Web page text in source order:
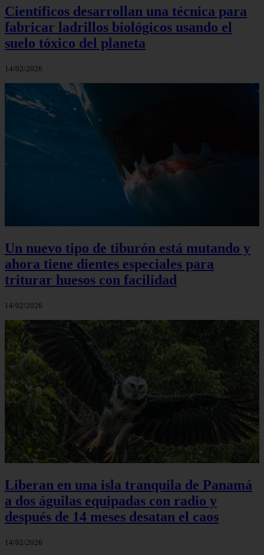
Científicos desarrollan una técnica para
fabricar ladrillos biológicos usando el
suelo tóxico del planeta
14/02/2026
Un nuevo tipo de tiburón está mutando y
ahora tiene dientes especiales para
triturar huesos con facilidad
14/02/2026
Liberan en una isla tranquila de Panamá
a dos águilas equipadas con radio y
después de 14 meses desatan el caos
14/02/2026